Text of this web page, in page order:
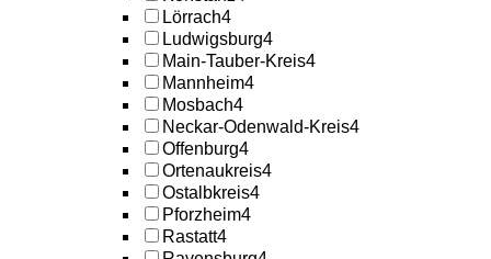
Lörrach4
Ludwigsburg4
Main-Tauber-Kreis4
Mannheim4
Mosbach4
Neckar-Odenwald-Kreis4
Offenburg4
Ortenaukreis4
Ostalbkreis4
Pforzheim4
Rastatt4